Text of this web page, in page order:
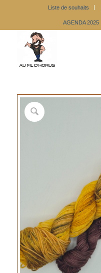
Liste de souhaits
AGENDA 2025